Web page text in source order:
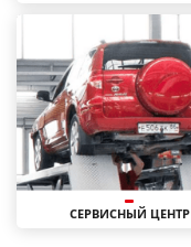
СЕРВИСНЫЙ ЦЕНТР